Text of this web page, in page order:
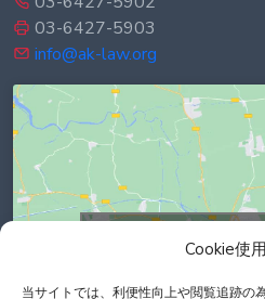
Cookie使
当サイトでは、利便性向上や閲覧追跡の
03-6427-5903
info@ak-law.org
Click to accept
enable this